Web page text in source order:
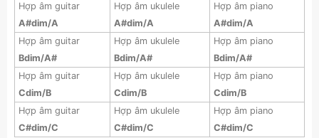
Hợp âm guitar
A#dim/A
Hợp âm ukulele
A#dim/A
Hợp âm piano
A#dim/A
Hợp âm guitar
Bdim/A#
Hợp âm ukulele
Bdim/A#
Hợp âm piano
Bdim/A#
Hợp âm guitar
Cdim/B
Hợp âm ukulele
Cdim/B
Hợp âm piano
Cdim/B
Hợp âm guitar
C#dim/C
Hợp âm ukulele
C#dim/C
Hợp âm piano
C#dim/C